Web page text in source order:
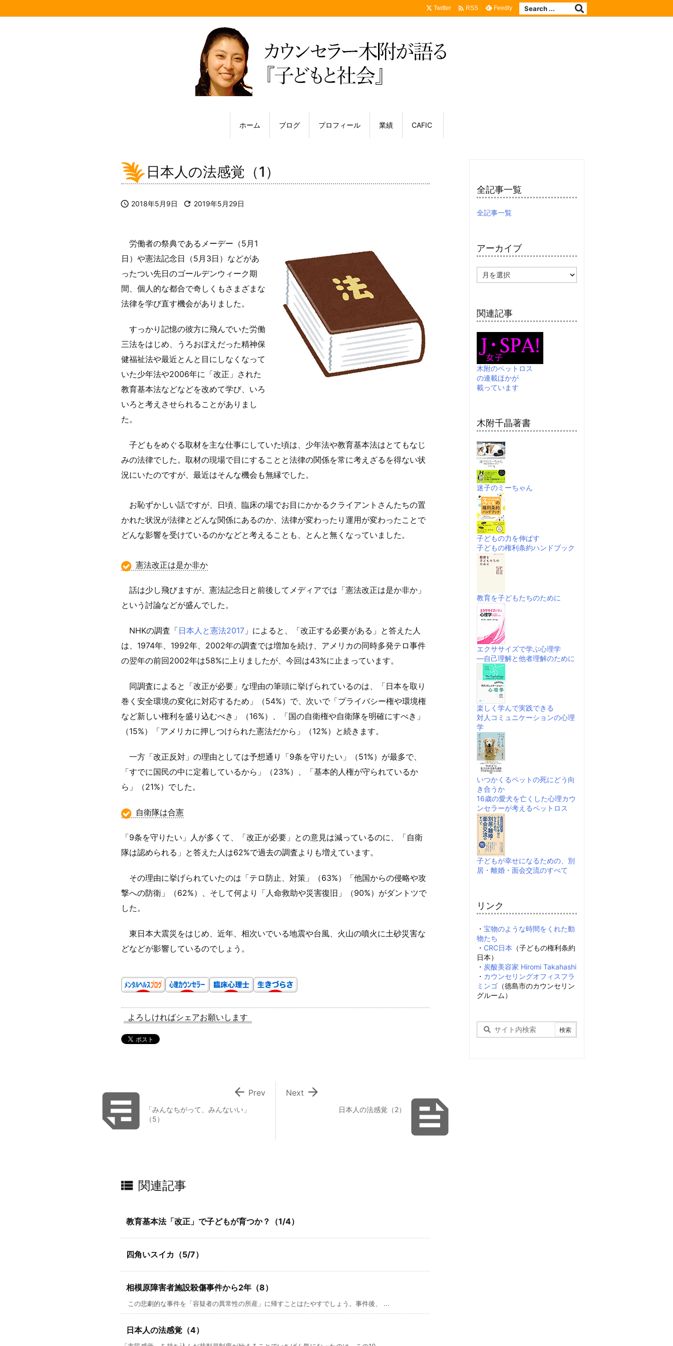
ホーム ブログ プロフィール 業績 CAFIC
Twitter  RSS Feedly
日本人の法感覚（1）
 2018年5月9日  2019年5月29日
労働者の祭典であるメーデー（5月1
日）や憲法記念日（5月3日）などがあ
ったつい先日のゴールデンウィーク期
間、個人的な都合で奇しくもさまざまな
法律を学び直す機会がありました。
すっかり記憶の彼方に飛んでいた労働
三法をはじめ、うろおぼえだった精神保
健福祉法や最近とんと目にしなくなって
いた少年法や2006年に「改正」された
教育基本法などなどを改めて学び、いろ
いろと考えさせられることがありまし
た。
子どもをめぐる取材を主な仕事にしていた頃は、少年法や教育基本法はとてもなじ
みの法律でした。取材の現場で目にすることと法律の関係を常に考えざるを得ない状
況にいたのですが、最近はそんな機会も無縁でした。
お恥ずかしい話ですが、日頃、臨床の場でお目にかかるクライアントさんたちの置
かれた状況が法律とどんな関係にあるのか、法律が変わったり運用が変わったことで
どんな影響を受けているのかなどと考えることも、とんと無くなっていました。
憲法改正は是か非か
話は少し飛びますが、憲法記念日と前後してメディアでは「憲法改正は是か非か」
という討論などが盛んでした。
NHKの調査「日本人と憲法2017 」によると、「改正する必要がある」と答えた人
は、1974年、1992年、2002年の調査では増加を続け、アメリカの同時多発テロ事件
の翌年の前回2002年は58%に上りましたが、今回は43%に止まっています。
同調査によると「改正が必要」な理由の筆頭に挙げられているのは、「日本を取り
巻く安全環境の変化に対応するため」（54%）で、次いで「プライバシー権や環境権
など新しい権利を盛り込むべき」（16%）、「国の自衛権や自衛隊を明確にすべき」
（15%）「アメリカに押しつけられた憲法だから」（12%）と続きます。
一方「改正反対」の理由としては予想通り「9条を守りたい」（51%）が最多で、
「すでに国民の中に定着しているから」（23%）、「基本的人権が守られているか
ら」（21%）でした。
自衛隊は合憲
「9条を守りたい」人が多くて、「改正が必要」との意見は減っているのに、「自衛
隊は認められる」と答えた人は62%で過去の調査よりも増えています。
その理由に挙げられていたのは「テロ防止、対策」（63%）「他国からの侵略や攻
撃への防衛」（62%）、そして何より「人命救助や災害復旧」（90%）がダントツで
した。
東日本大震災をはじめ、近年、相次いでいる地震や台風、火山の噴火に土砂災害な
どなどが影響しているのでしょう。
よろしければシェアお願いします

日本人の法感覚（2）

Next

「みんなちがって、みんないい」
（5）
 Prev
 関連記事
教育基本法「改正」で子どもが育つか？（1/4）
四角いスイカ（5/7）
相模原障害者施設殺傷事件から2年（8）
この悲劇的な事件を「容疑者の異常性の所産」に帰すことはたやすでしょう。事件後、 ...
日本人の法感覚（4）
全記事一覧
全記事一覧
アーカイブ
ー
ブ
関連記事
木附のペットロス
の連載ほかが
載っています
木附千晶著書
迷子のミーちゃん
子どもの力を伸ばす
子どもの権利条約ハンドブック
教育を子どもたちのために
エクササイズで学ぶ心理学
―自己理解と他者理解のために
楽しく学んで実践できる
対人コミュニケーションの心理
学
いつかくるペットの死にどう向
き合うか
16歳の愛犬を亡くした心理カウ
ンセラーが考えるペットロス
子どもが幸せになるための、別
居・離婚・面会交流のすべて
リンク
・ 宝物のような時間をくれた動
物たち
・ CRC日本 （子どもの権利条約
日本）
・ 炭酸美容家 Hiromi Takahashi
・ カウンセリングオフィスフラ
ミンゴ （徳島市のカウンセリン
グルーム）